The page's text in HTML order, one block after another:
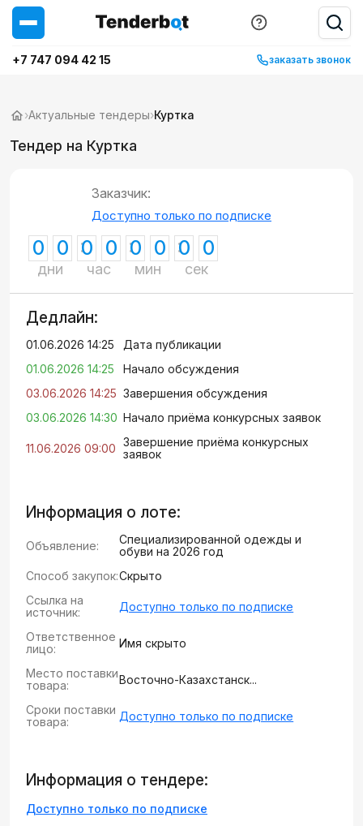
+7 747 094 42 15 заказать звонок
›Актуальные тендеры›Куртка
Тендер на Куртка
Заказчик:
Доступно только по подписке
0 0
дни
0 0
час
0 0
мин
0 0
сек
Дедлайн:
01.06.2026 14:25
Дата публикации
01.06.2026 14:25
Начало обсуждения
03.06.2026 14:25 Завершения обсуждения
03.06.2026 14:30 Начало приёма конкурсных заявок
11.06.2026 09:00 Завершение приёма конкурсных
заявок
Информация о лоте:
Объявление:
Специализированной одежды и
обуви на 2026 год
Способ закупок:Скрыто
Ссылка на
источник:
Доступно только по подписке
Ответственное
лицо:
Имя скрыто
Место поставки
товара:
Восточно-Казахстанск...
Сроки поставки
товара:
Доступно только по подписке
Информация о тендере:
Доступно только по подписке